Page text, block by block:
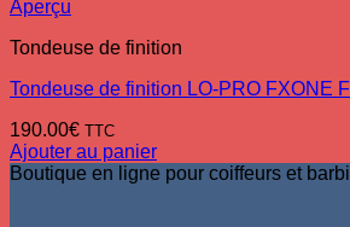
Aperçu
Tondeuse de finition
Tondeuse de finition LO-PRO FXONE
190.00€ TTC
Ajouter au panier
Boutique en ligne pour coiffeurs et